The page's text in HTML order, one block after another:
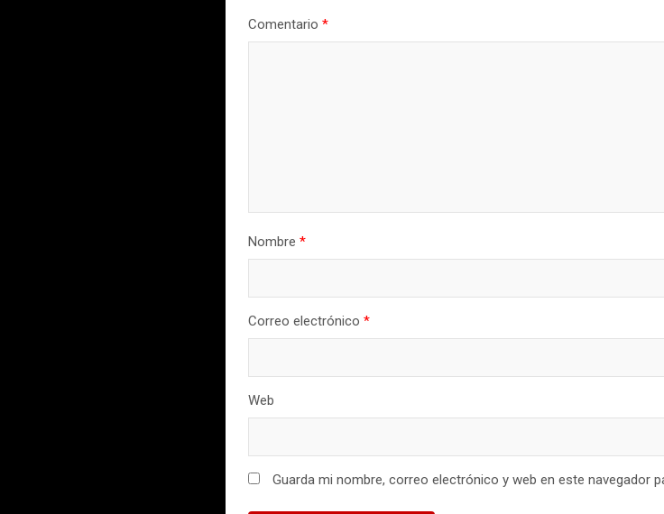
Comentario*
Nombre*
Correo electrónico*
Web
Guarda mi nombre, correo electrónico y web en este navegador